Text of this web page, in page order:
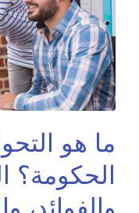
ما هو
الحكومة؟